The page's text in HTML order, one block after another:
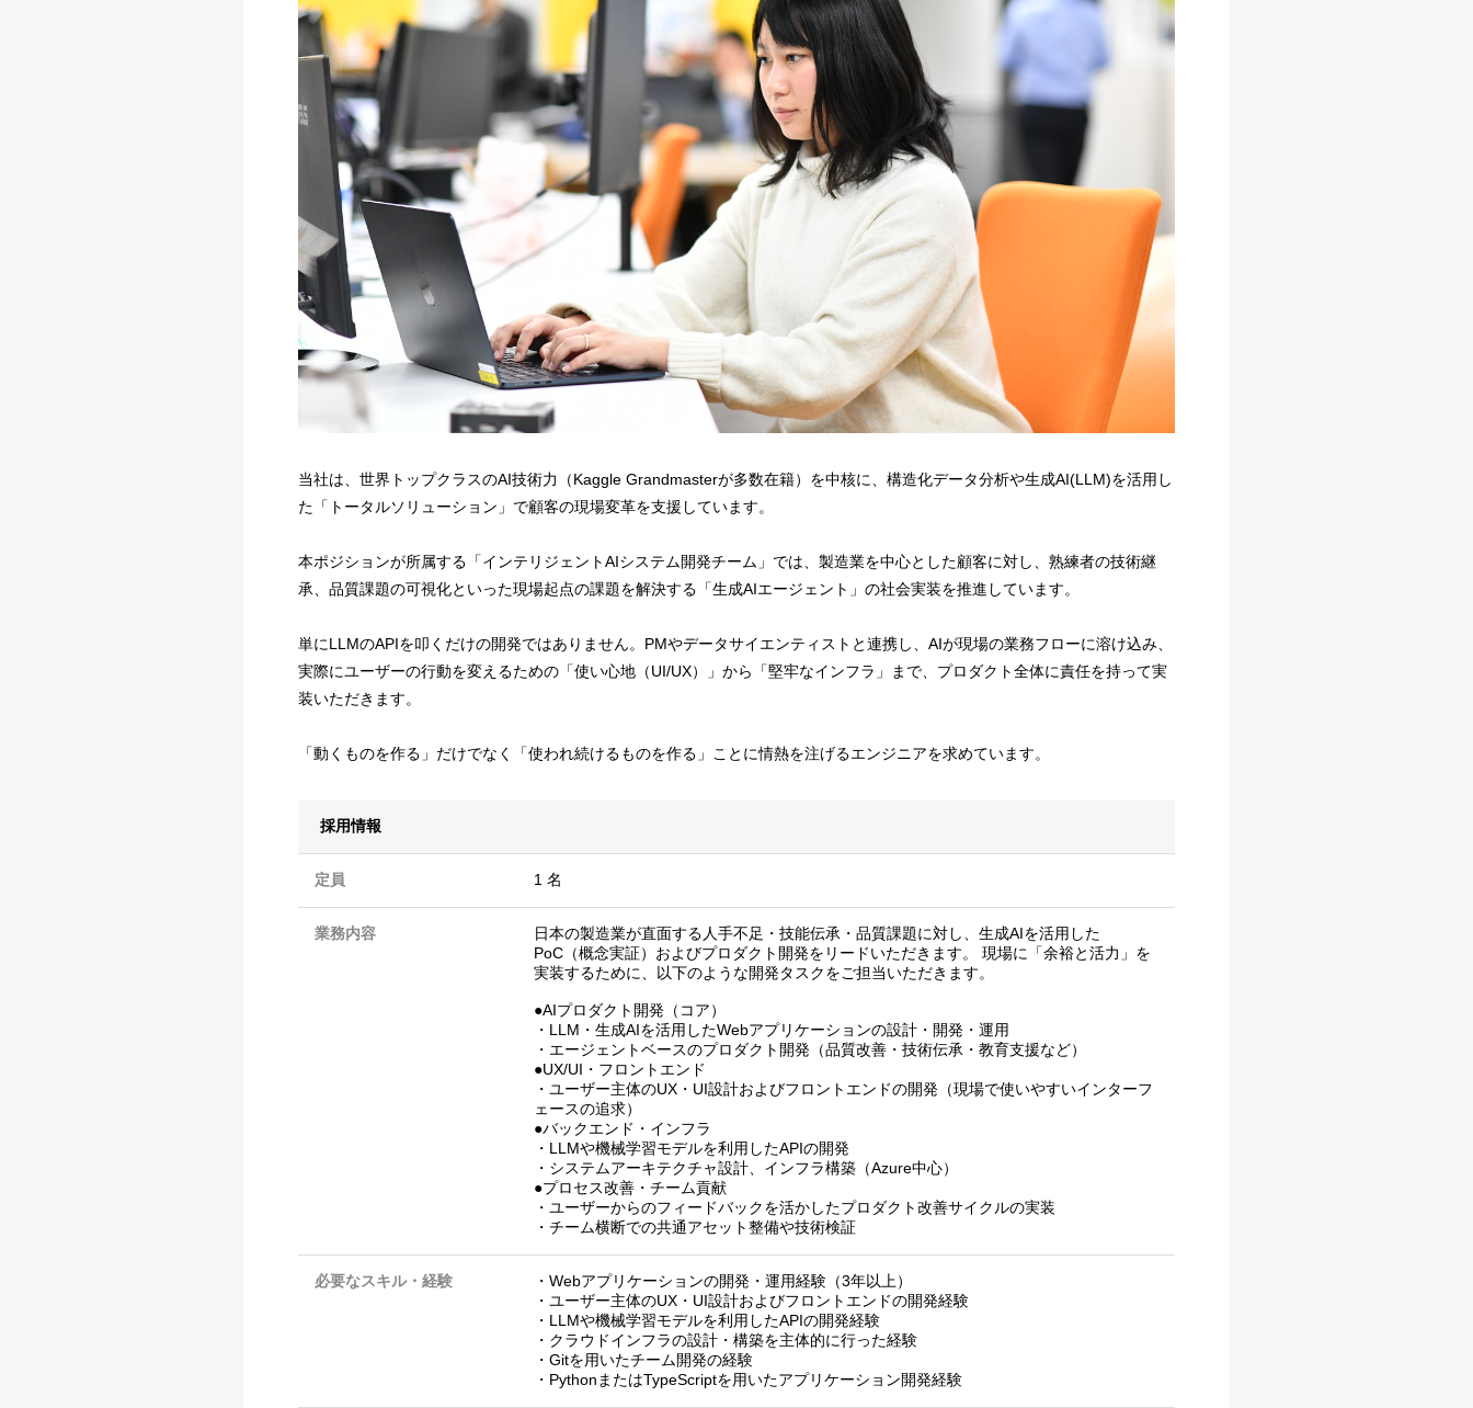
当社は、世界トップクラスのAI技術力（Kaggle Grandmasterが多数在籍）を中核に、構造化データ分析や生成AI(LLM)を活用し
た「トータルソリューション」で顧客の現場変革を支援しています。
本ポジションが所属する「インテリジェントAIシステム開発チーム」では、製造業を中心とした顧客に対し、熟練者の技術継
承、品質課題の可視化といった現場起点の課題を解決する「生成AIエージェント」の社会実装を推進しています。
単にLLMのAPIを叩くだけの開発ではありません。PMやデータサイエンティストと連携し、AIが現場の業務フローに溶け込み、
実際にユーザーの行動を変えるための「使い心地（UI/UX）」から「堅牢なインフラ」まで、プロダクト全体に責任を持って実
装いただきます。
「動くものを作る」だけでなく「使われ続けるものを作る」ことに情熱を注げるエンジニアを求めています。
採用情報
定員 1 名
業務内容
日本の製造業が直面する人手不足・技能伝承・品質課題に対し、生成AIを活用した
PoC（概念実証）およびプロダクト開発をリードいただきます。 現場に「余裕と活力」を
実装するために、以下のような開発タスクをご担当いただきます。
●AIプロダクト開発（コア）
・LLM・生成AIを活用したWebアプリケーションの設計・開発・運用
・エージェントベースのプロダクト開発（品質改善・技術伝承・教育支援など）
●UX/UI・フロントエンド
・ユーザー主体のUX・UI設計およびフロントエンドの開発（現場で使いやすいインターフ
ェースの追求）
●バックエンド・インフラ
・LLMや機械学習モデルを利用したAPIの開発
・システムアーキテクチャ設計、インフラ構築（Azure中心）
●プロセス改善・チーム貢献
・ユーザーからのフィードバックを活かしたプロダクト改善サイクルの実装
・チーム横断での共通アセット整備や技術検証
必要なスキル・経験
・Webアプリケーションの開発・運用経験（3年以上）
・ユーザー主体のUX・UI設計およびフロントエンドの開発経験
・LLMや機械学習モデルを利用したAPIの開発経験
・クラウドインフラの設計・構築を主体的に行った経験
・Gitを用いたチーム開発の経験
・PythonまたはTypeScriptを用いたアプリケーション開発経験